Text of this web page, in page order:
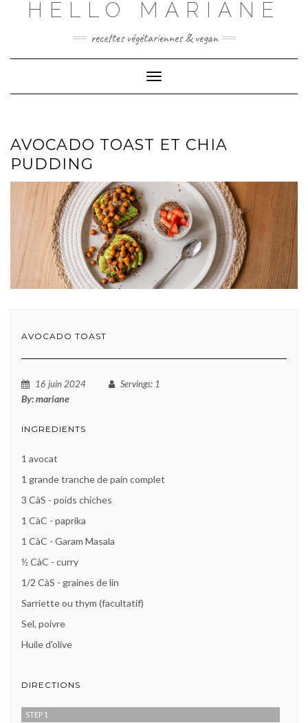
HELLO MARIANE
recettes végétariennes & vegan
Toggle
Navigation
AVOCADO TOAST ET CHIA
PUDDING
AVOCADO TOAST
16 juin 2024 Servings: 1
By:mariane
INGREDIENTS
1 avocat
1 grande tranche de pain complet
3 CàS - poids chiches
1 CàC - paprika
1 CàC - Garam Masala
½ CàC - curry
1/2 CàS - graines de lin
Sarriette ou thym (facultatif)
Sel, poivre
Huile d'olive
DIRECTIONS
STEP 1